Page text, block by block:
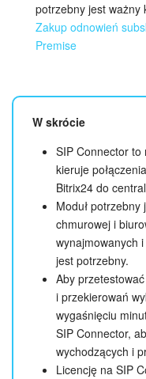
potrzebny jest ważny
Zakup odnowień
Premise
W skrócie
SIP Connector to
kieruje
Bitrix24 do
Moduł potrzebny
chmurowej i
wynajmowanych
jest potrzebny.
Aby
i przekierowań
wygaśnięciu
SIP Connector,
wychodzących i
Licencję na SIP